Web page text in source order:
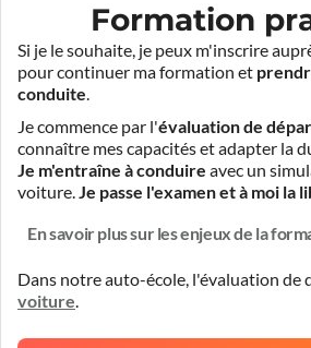
Formation
Si je le souhaite, je peux m'inscrire
pour continuer ma formation et
conduite.
Je commence par l'évaluation de
connaître mes capacités et adapter la
Je m'entraîne à conduire avec un
voiture.Je passe l'examen et à moi la
En savoir plus sur les enjeux de la
Dans notre auto-école, l'évaluation de
voiture.